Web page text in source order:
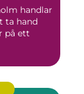
handlar
ta hand
på ett